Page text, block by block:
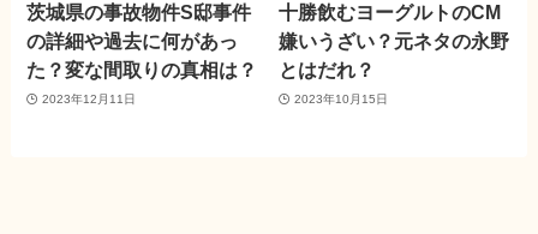
茨城県の事故物件S邸事件
の詳細や過去に何があっ
た？変な間取りの真相は？
2023年12月11日
十勝飲むヨーグルトのCM
嫌いうざい？元ネタの永野
とはだれ？
2023年10月15日